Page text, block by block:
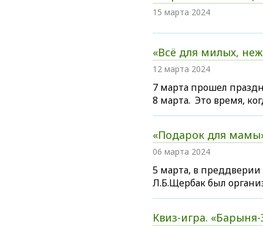
15 марта 2024
«Всё для милых,
12 марта 2024
7 марта прошел
8 марта. Это время,
«Подарок для
06 марта 2024
5 марта, в
Л.Б.Щербак был
Квиз-игра.